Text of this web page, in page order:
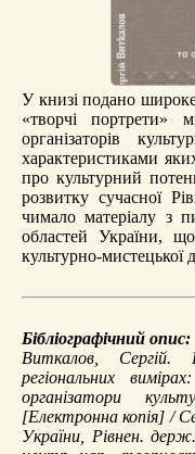
У книзі подано
«творчі портрети»
організаторів
характеристиками
про культурний
розвитку сучасної
чимало матеріалу з
областей України,
культурно-мистецької
Бібліографічний опис:
Виткалов, Сергій.
регіональних
організатори
[Електронна копія] /
України, Рівнен.